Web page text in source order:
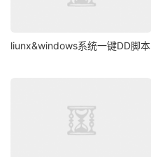
liunx&windows系统一键DD脚本